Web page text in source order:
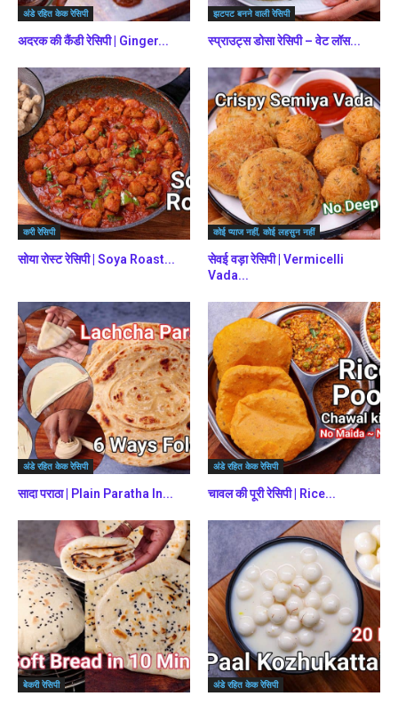
अंडे रहित केक रेसिपी
अदरक की कैंडी रेसिपी | Ginger...
झटपट बनने वाली रेसिपी
स्प्राउट्स डोसा रेसिपी – वेट लॉस...
करी रेसिपी
सोया रोस्ट रेसिपी | Soya Roast...
कोई प्याज नहीं, कोई लहसुन नहीं
सेवई वड़ा रेसिपी | Vermicelli
Vada...
अंडे रहित केक रेसिपी
सादा पराठा | Plain Paratha In...
अंडे रहित केक रेसिपी
चावल की पूरी रेसिपी | Rice...
बेकरी रेसिपी अंडे रहित केक रेसिपी